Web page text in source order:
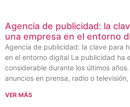
Agencia de publicidad: la
una empresa en el entorno
Agencia de publicidad: la clave para
en el entorno digital La publicidad ha
considerable durante los últimos
anuncios en prensa, radio o
VER MÁS